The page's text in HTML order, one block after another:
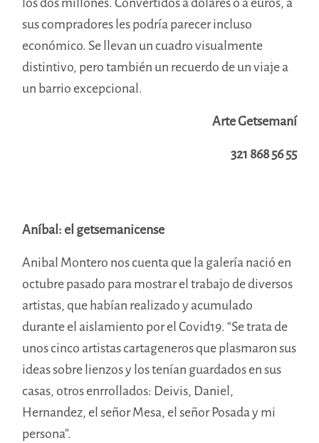
sus compradores les podría parecer incluso
económico. Se llevan un cuadro visualmente
distintivo, pero también un recuerdo de un viaje a
un barrio excepcional.
Arte Getsemaní
321 868 56 55
Aníbal: el getsemanicense
Anibal Montero nos cuenta que la galería nació en
octubre pasado para mostrar el trabajo de diversos
artistas, que habían realizado y acumulado
durante el aislamiento por el Covid19. “Se trata de
unos cinco artistas cartageneros que plasmaron sus
ideas sobre lienzos y los tenían guardados en sus
casas, otros enrrollados: Deivis, Daniel,
Hernandez, el señor Mesa, el señor Posada y mi
persona”.